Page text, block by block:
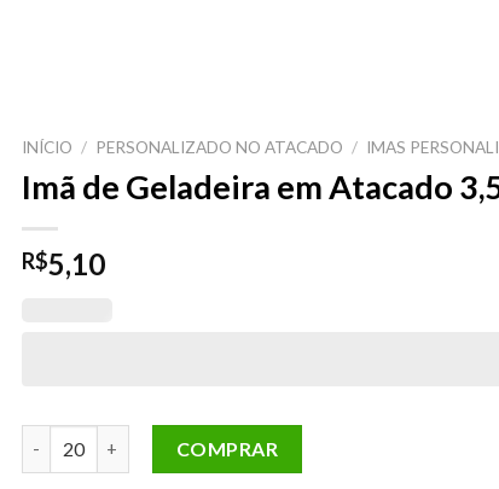
INÍCIO / PERSONALIZADO NO ATACADO / IMAS
Imã de Geladeira em Atacado
R$5,10
COMPRAR